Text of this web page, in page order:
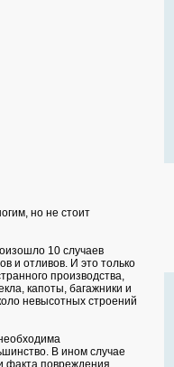
но не стоит
10 случаев
и отливов. И это только
производства,
капоты, багажники и
невысотных строений
В ином случае
факта повреждения